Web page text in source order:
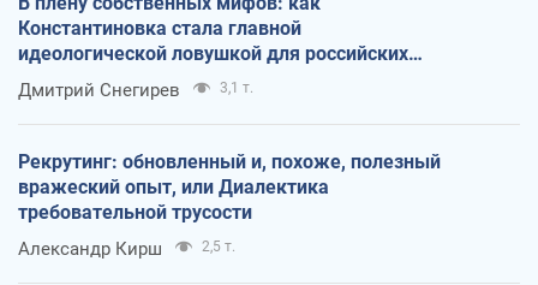
Константиновка стала главной
идеологической ловушкой для российских
оккупантов
Дмитрий Снегирев 3,1 т.
Рекрутинг: обновленный и, похоже, полезный
вражеский опыт, или Диалектика
требовательной трусости
Александр Кирш 2,5 т.